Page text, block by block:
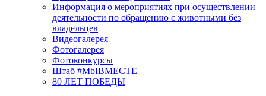
Информация о мероприятиях при осуществлении
деятельности по обращению с животными без
владельцев
Видеогалерея
Фотогалерея
Фотоконкурсы
Штаб #MbIBMECTE
80 ЛЕТ ПОБЕДЫ